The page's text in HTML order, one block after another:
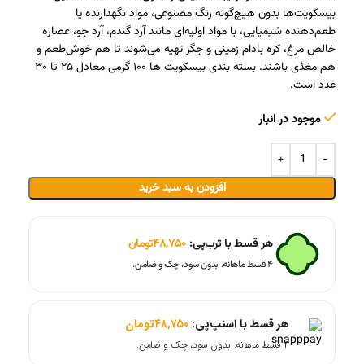
بیسکویت‌ها بدون هیچ‌گونه رنگ مصنوعی، مواد نگهدارنده یا
طعم‌دهنده شیمیایی، با مواد اولیه‌ای مانند آرد گندم، آرد جو، عصاره
خالص مرغ، کره بادام زمینی و جگر تهیه می‌شوند تا هم خوش‌طعم و
هم مغذی باشند. بسته بندی بیسکویت ها ۱۰۰ گرمی معادل ۲۵ تا ۳۰
عدد است.
موجود در انبار
افزودن به سبد خرید
هر قسط با ترب‌پی: ۴۸,۷۵۰تومان
۴ قسط ماهانه. بدون سود، چک و ضامن.
هر قسط با اسنپ‌پی: ۴۸,۷۵۰تومان
۴ قسط ماهانه. بدون سود، چک و ضامن.